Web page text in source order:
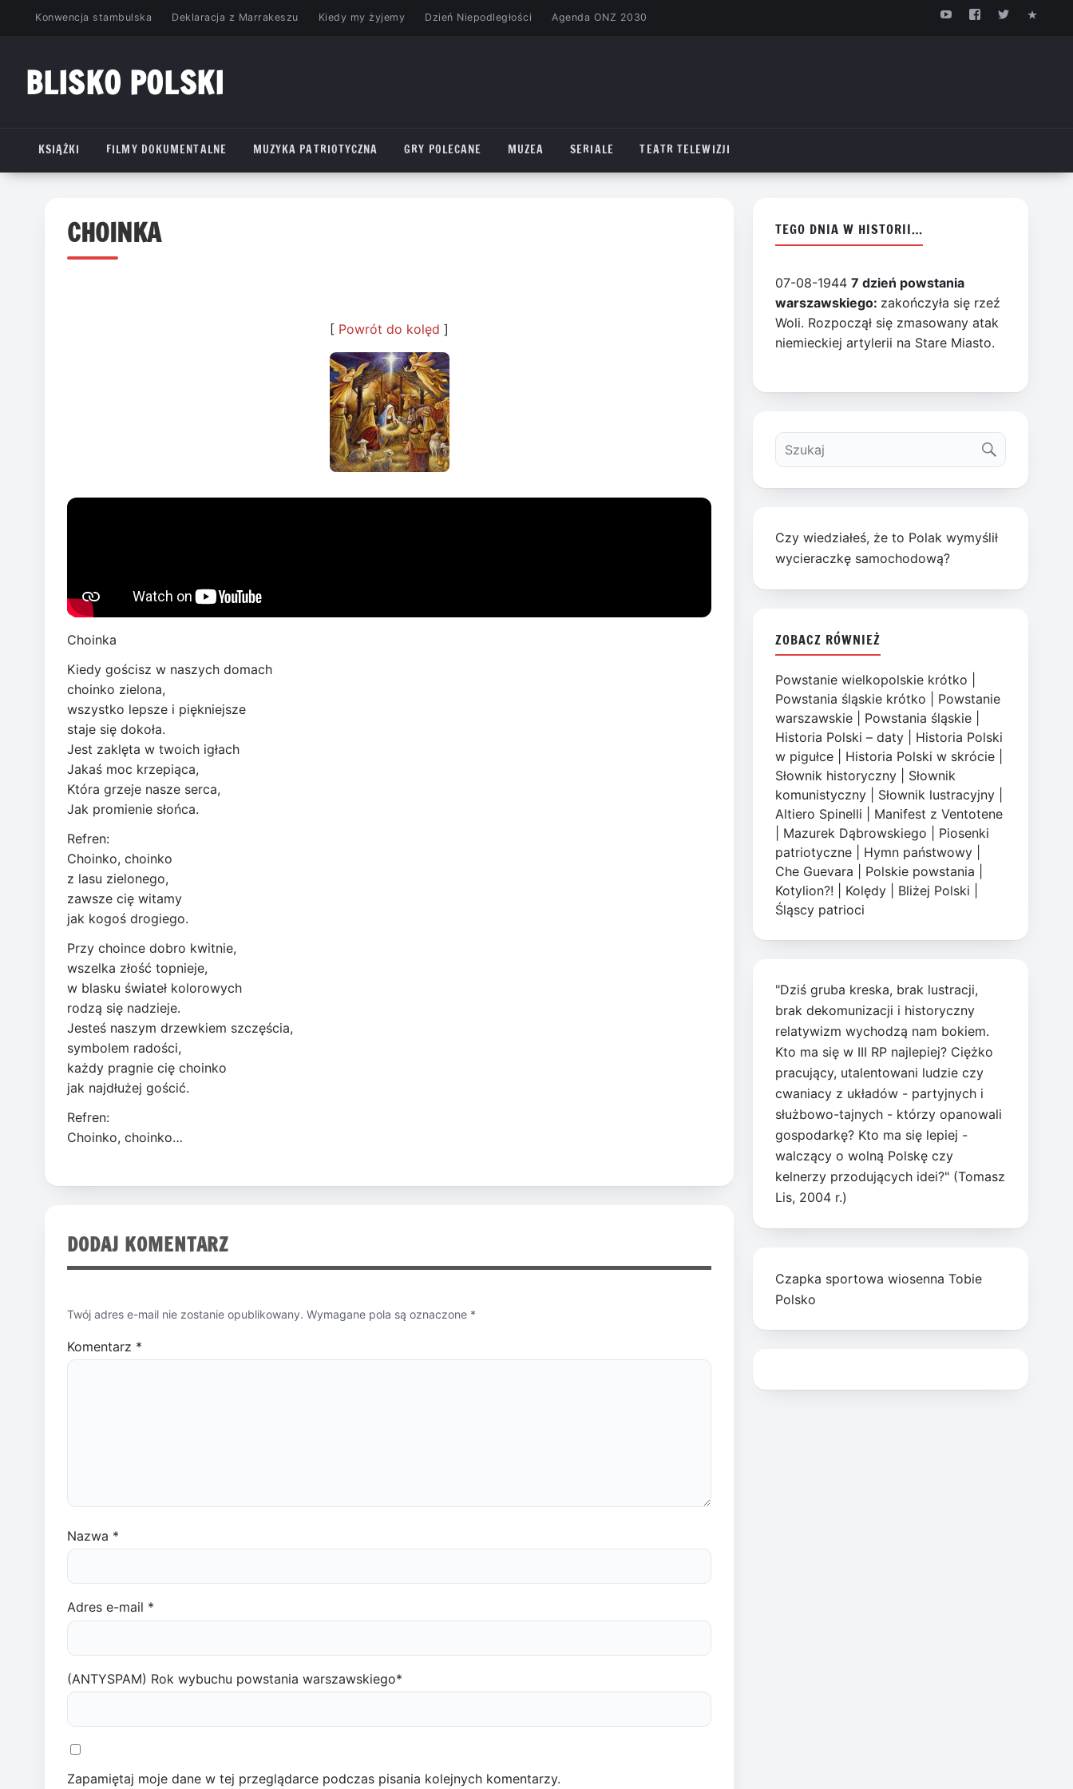
PrzejdźKonwencja stambulska Deklaracja z Marrakeszu Kiedy my żyjemy Dzień Niepodległości Agenda ONZ 2030
BLISKO POLSKI
KSIĄŻKI
FILMY DOKUMENTALNE MUZYKA PATRIOTYCZNA GRY POLECANE MUZEA SERIALE TEATR TELEWIZJI
CHOINKA
[ Powrót do kolęd ]
Choinka
Kiedy gościsz w naszych domach
choinko zielona,
wszystko lepsze i piękniejsze
staje się dokoła.
Jest zaklęta w twoich igłach
Jakaś moc krzepiąca,
Która grzeje nasze serca,
Jak promienie słońca.
Refren:
Choinko, choinko
z lasu zielonego,
zawsze cię witamy
jak kogoś drogiego.
Przy choince dobro kwitnie,
wszelka złość topnieje,
w blasku świateł kolorowych
rodzą się nadzieje.
Jesteś naszym drzewkiem szczęścia,
symbolem radości,
każdy pragnie cię choinko
jak najdłużej gościć.
Refren:
Choinko, choinko…
DODAJ KOMENTARZ
Twój adres e-mail nie zostanie opublikowany. Wymagane pola są oznaczone *
Komentarz *
Nazwa *
Adres e-mail *
(ANTYSPAM) Rok wybuchu powstania warszawskiego*
Zapamiętaj moje dane w tej przeglądarce podczas pisania kolejnych komentarzy.
TEGO DNIA W HISTORII…
07-08-19447 dzień powstania
warszawskiego: zakończyła się rzeź
Woli. Rozpoczął się zmasowany atak
niemieckiej artylerii na Stare Miasto.
Czy wiedziałeś, że to Polak wymyślił
wycieraczkę samochodową?
ZOBACZ RÓWNIEŻ
Powstanie wielkopolskie krótko
Powstania śląskie krótko
Powstanie
warszawskie
Powstania śląskie
Historia Polski – daty
Historia Polski
w pigułce
Historia Polski w skrócie
Słownik historyczny
Słownik
komunistyczny
Słownik lustracyjny
Altiero Spinelli
Manifest z Ventotene
Mazurek Dąbrowskiego
Piosenki
patriotyczne
Hymn państwowy
Che Guevara
Polskie powstania
Kotylion?!
Kolędy Bliżej Polski
Śląscy patrioci
"Dziś gruba kreska, brak lustracji,
brak dekomunizacji i historyczny
relatywizm wychodzą nam bokiem.
Kto ma się w III RP najlepiej? Ciężko
pracujący, utalentowani ludzie czy
cwaniacy z układów - partyjnych i
służbowo-tajnych - którzy opanowali
gospodarkę? Kto ma się lepiej -
walczący o wolną Polskę czy
kelnerzy przodujących idei?" (Tomasz
Lis, 2004 r.)
Czapka sportowa wiosenna Tobie
Polsko